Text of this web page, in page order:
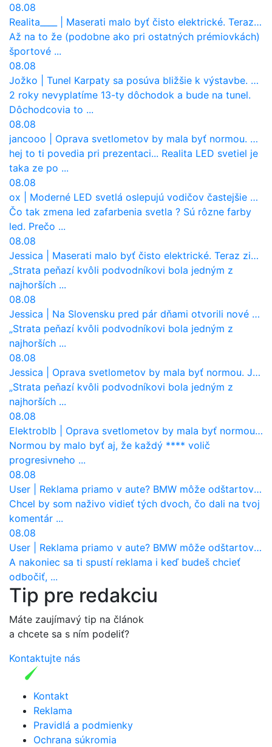
08.08
Realita____
Maserati malo byť čisto elektrické. Teraz zisťuje, že potrebuje nový osemvalcový motor
Až na to že (podobne ako pri ostatných prémiovkách)
športové ...
08.08
Jožko
Tunel Karpaty sa posúva bližšie k výstavbe. NDS urobila dôležitý krok
2 roky nevyplatíme 13-ty dôchodok a bude na tunel.
Dôchodcovia to ...
08.08
jancooo
Oprava svetlometov by mala byť normou. Jeden nový dnes stojí priemerne 1251 eur!
hej to ti povedia pri prezentaci... Realita LED svetiel je
taka ze po ...
08.08
ox
Moderné LED svetlá oslepujú vodičov častejšie než staré halogény
Čo tak zmena led zafarbenia svetla ? Sú rôzne farby
led. Prečo ...
08.08
Jessica
Maserati malo byť čisto elektrické. Teraz zisťuje, že potrebuje nový osemvalcový motor
„Strata peňazí kvôli podvodníkovi bola jedným z
najhorších ...
08.08
Jessica
Na Slovensku pred pár dňami otvorili nové mosty, ktoré to sú?
„Strata peňazí kvôli podvodníkovi bola jedným z
najhorších ...
08.08
Jessica
Oprava svetlometov by mala byť normou. Jeden nový dnes stojí priemerne 1251 eur!
„Strata peňazí kvôli podvodníkovi bola jedným z
najhorších ...
08.08
Elektroblb
Oprava svetlometov by mala byť normou. Jeden nový dnes stojí priemerne 1251 eur!
Normou by malo byť aj, že každý **** volič
progresivneho ...
08.08
User
Reklama priamo v aute? BMW môže odštartovať nový trend
Chcel by som naživo vidieť tých dvoch, čo dali na tvoj
komentár ...
08.08
User
Reklama priamo v aute? BMW môže odštartovať nový trend
A nakoniec sa ti spustí reklama i keď budeš chcieť
odbočiť, ...
Tip pre redakciu
Máte zaujímavý tip na článok
a chcete sa s ním podeliť?
Kontaktujte nás
Kontakt
Reklama
Pravidlá a podmienky
Ochrana súkromia